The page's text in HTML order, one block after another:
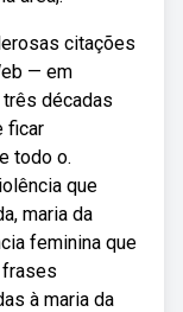
citações
— em
décadas
ficar
todo o.
que
maria da
feminina que
frases
à maria da